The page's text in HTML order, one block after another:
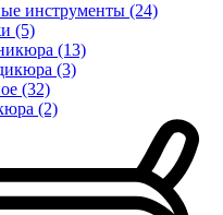
инструменты (24)
(5)
(13)
(3)
(32)
(2)